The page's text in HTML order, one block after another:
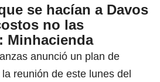
se hacían a Davos
no las
Minhacienda
anunció un plan de
reunión de este lunes del